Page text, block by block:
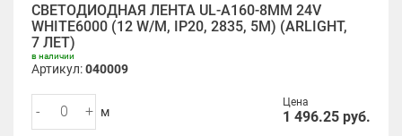
СВЕТОДИОДНАЯ ЛЕНТА UL-A160-8MM 24V
WHITE6000 (12 W/M, IP20, 2835, 5M) (ARLIGHT,
7 ЛЕТ)
в наличии
Артикул:040009
Цена
1 496.25 руб.
- + м